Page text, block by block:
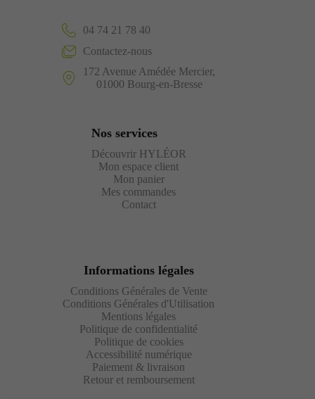
04 74 21 78 40
Contactez-nous
172 Avenue Amédée Mercier,
01000 Bourg-en-Bresse
Nos services
Découvrir HYLÉOR
Mon espace client
Mon panier
Mes commandes
Contact
Informations légales
Conditions Générales de Vente
Conditions Générales d'Utilisation
Mentions légales
Politique de confidentialité
Politique de cookies
Accessibilité numérique
Paiement & livraison
Retour et remboursement